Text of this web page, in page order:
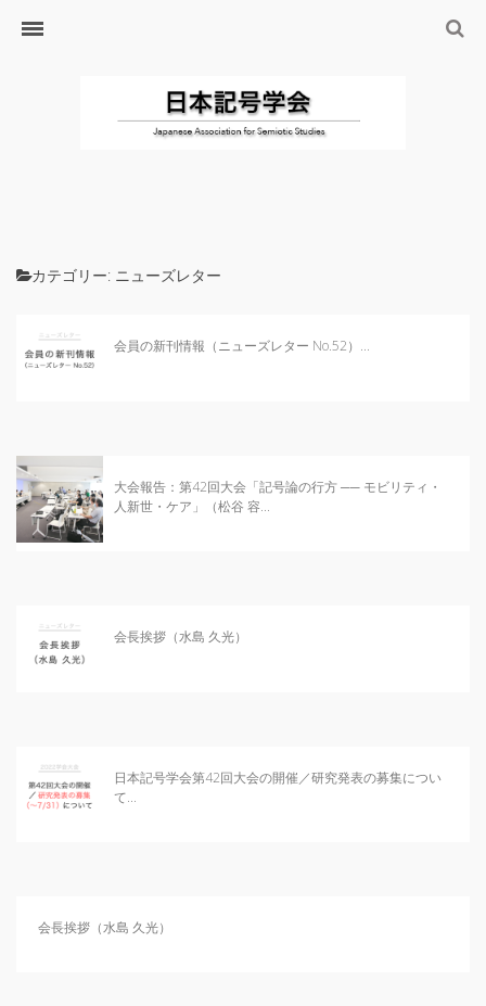
ホーム
学会の出版物
ジャーナル（論文誌）
研究会・研究プロジェクト
日本記号学会第46回大会
（2026/7/11・7/12）「パース
記号論のフロンティア」特設ペ
カテゴリー: ニューズレター
会員の新刊情報（ニューズレター No.52）...
大会報告：第42回大会「記号論の行方 ── モビリティ・
人新世・ケア」（松谷 容...
会長挨拶（水島 久光）
日本記号学会第42回大会の開催／研究発表の募集につい
て...
会長挨拶（水島 久光）